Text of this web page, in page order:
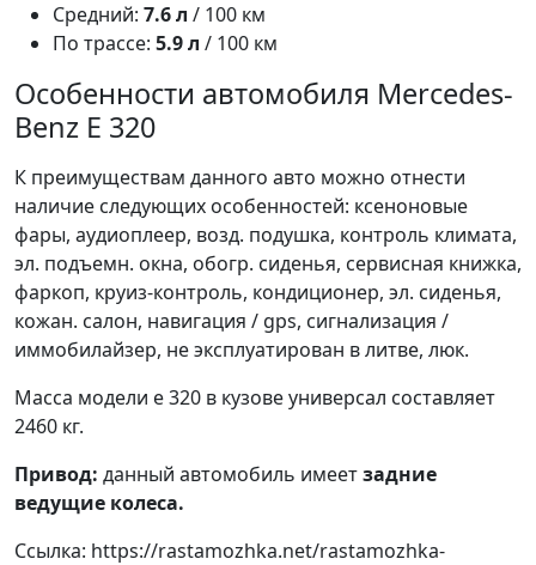
Средний: 7.6 л / 100 км
По трассе: 5.9 л / 100 км
Особенности автомобиля Mercedes-
Benz E 320
К преимуществам данного авто можно отнести
наличие следующих особенностей: ксеноновые
фары, аудиоплеер, возд. подушка, контроль климата,
эл. подъемн. окна, обогр. сиденья, сервисная книжка,
фаркоп, круиз-контроль, кондиционер, эл. сиденья,
кожан. салон, навигация / gps, сигнализация /
иммобилайзер, не эксплуатирован в литве, люк.
Масса модели e 320 в кузове универсал составляет
2460 кг.
Привод: данный автомобиль имеетзадние
ведущие колеса.
Ссылка: https://rastamozhka.net/rastamozhka-